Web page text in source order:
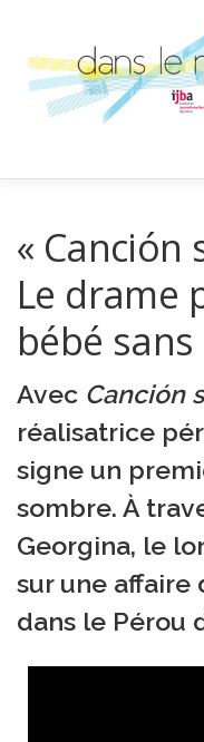
contenu
SCIENCE ET
LA SPÉCIALE
AU GRÉ DES
« Canción
Le drame
bébé
Avec Canción
réalisatrice
signe un
sombre. À
Georgina, le
sur une affaire
dans le Pérou